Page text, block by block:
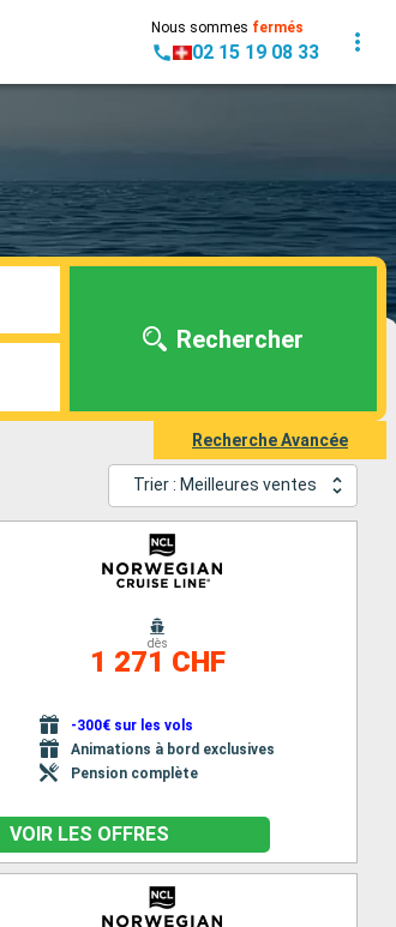
Nous sommes fermés
02 15 19 08 33
Rechercher
Recherche Avancée
Trier : Meilleures ventes
dès
1 271 CHF
-300€ sur les vols
Animations à bord exclusives
Pension complète
VOIR LES OFFRES